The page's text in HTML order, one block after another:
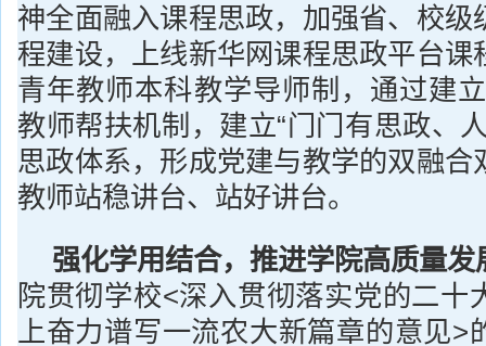
神全面融入课程思政，加强省、校级
程建设，上线新华网课程思政平台课
青年教师本科教学导师制，通过建
教师帮扶机制，建立“门门有思政、
思政体系，形成党建与教学的双融合
教师站稳讲台、站好讲台。
强化学用结合，推进学院高质量发
院贯彻学校<深入贯彻落实党的二十
上奋力谱写一流农大新篇章的意见>